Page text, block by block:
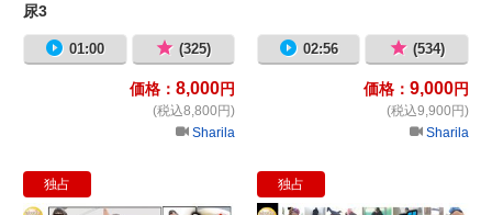
尿3
01:00 (325)
価格： 8,000円
(税込8,800円)
Sharila
02:56 (534)
価格： 9,000円
(税込9,900円)
Sharila
独占
女子校休み時間 止まらない恥態おな
独占